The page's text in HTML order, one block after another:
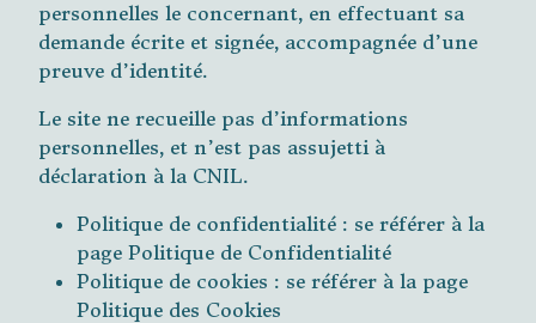
personnelles le concernant, en effectuant sa
demande écrite et signée, accompagnée d’une
preuve d’identité.
Le site ne recueille pas d’informations
personnelles, et n’est pas assujetti à
déclaration à la CNIL.
Politique de confidentialité : se référer à la
page Politique de Confidentialité
Politique de cookies : se référer à la page
Politique des Cookies